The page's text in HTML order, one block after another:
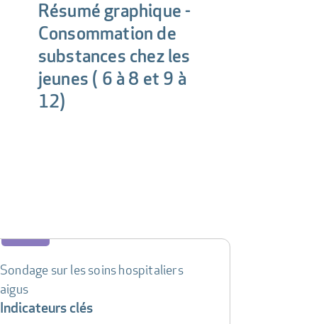
Résumé graphique -
Consommation de
substances chez les
jeunes ( 6 à 8 et 9 à
12)
Sondage sur les soins hospitaliers
aigus
Indicateurs clés